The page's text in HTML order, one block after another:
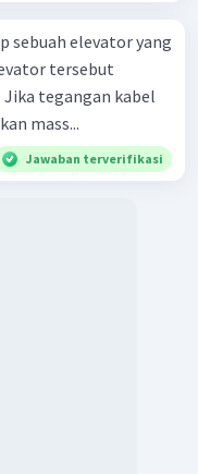
sebuah elevator yang
tersebut
tegangan kabel
mass...
Jawaban terverifikasi